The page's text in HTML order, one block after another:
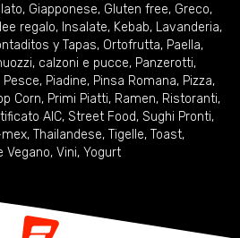
, Giapponese, Gluten free, Greco,
regalo, Insalate, Kebab, Lavanderia,
y Tapas, Ortofrutta, Paella,
calzoni e pucce, Panzerotti,
Pesce, Piadine, Pinsa Romana, Pizza,
Corn, Primi Piatti, Ramen, Ristoranti,
AIC, Street Food, Sughi Pronti,
, Thailandese, Tigelle, Toast,
Vegano, Vini, Yogurt